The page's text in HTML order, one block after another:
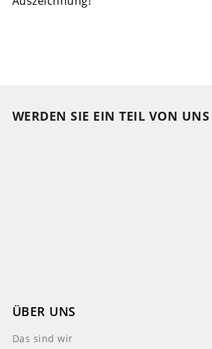
WERDEN SIE EIN TEIL VON UNS
ÜBER UNS
Das sind wir